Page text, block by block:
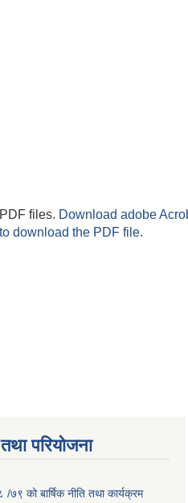
files. Download adobe
download the PDF file.
परियोजना
को बार्षिक नीति तथा कार्यक्रम